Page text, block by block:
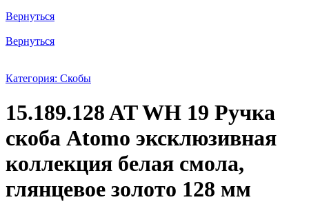
Вернуться
Вернуться
Категория: Скобы
15.189.128 AT WH 19 Ручка
скоба Atomo эксклюзивная
коллекция белая смола,
глянцевое золото 128 мм